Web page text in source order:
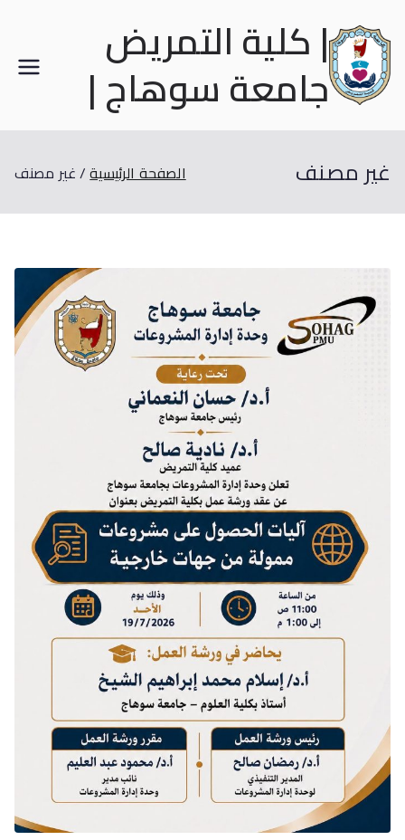
| كلية التمريض
جامعة سوهاج |
غير مصنف الصفحة الرئيسية غير مصنف